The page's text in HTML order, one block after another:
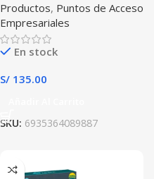
Productos, Puntos de Acceso
Empresariales
En stock
S/ 135.00
SKU: 6935364089887